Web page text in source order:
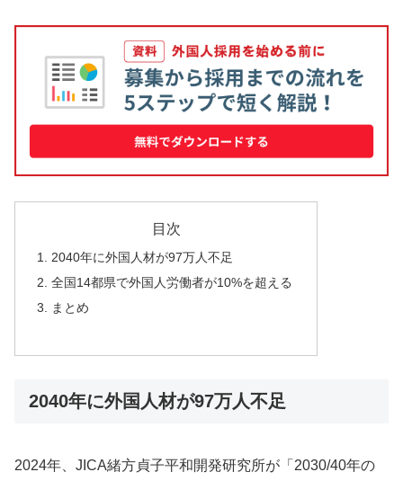
目次
2040年に外国人材が97万人不足
全国14都県で外国人労働者が10%を超える
まとめ
2040年に外国人材が97万人不足
2024年、JICA緒方貞子平和開発研究所が「2030/40年の